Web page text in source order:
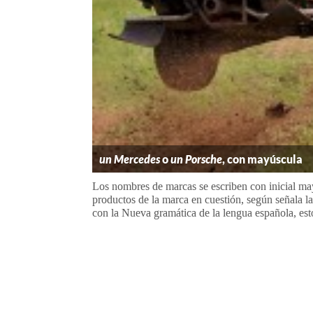
un Mercedesoun Porsche, con mayúscula
Los nombres de marcas se escriben con inicial
productos de la marca en cuestión, según señala
con la Nueva gramática de la lengua española,